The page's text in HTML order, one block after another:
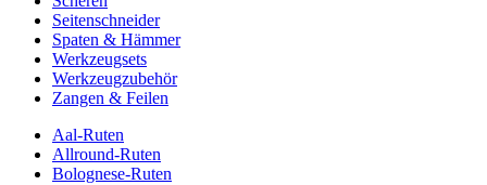
Seitenschneider
Spaten & Hämmer
Werkzeugsets
Werkzeugzubehör
Zangen & Feilen
Aal-Ruten
Allround-Ruten
Bolognese-Ruten